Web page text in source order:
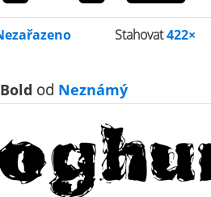
Stahovat422×
od Neznámý